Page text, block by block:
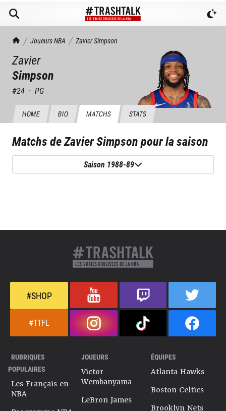
TrashTalk Actu NBA
Joueurs NBA ZavierSimpson
Zavier
Simpson
#24 · PG
HOME BIO MATCHS STATS
Matchs deZavier Simpsonpour la saison
Saison 1988-89
#SHOP
#TTFL
RUBRIQUES
POPULAIRES
Les Français en
NBA
JOUEURS
Victor
Wembanyama
LeBron James
ÉQUIPES
Atlanta Hawks
Boston Celtics
Brooklyn Nets